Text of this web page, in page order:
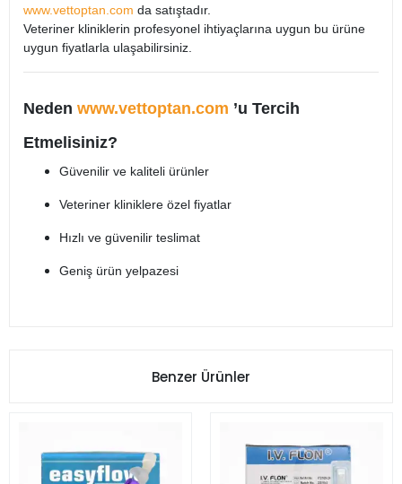
www.vettoptan.com da satıştadır.
Veteriner kliniklerin profesyonel ihtiyaçlarına uygun bu ürüne
uygun fiyatlarla ulaşabilirsiniz.
Neden www.vettoptan.com ’u Tercih
Etmelisiniz?
Güvenilir ve kaliteli ürünler
Veteriner kliniklere özel fiyatlar
Hızlı ve güvenilir teslimat
Geniş ürün yelpazesi
Benzer Ürünler